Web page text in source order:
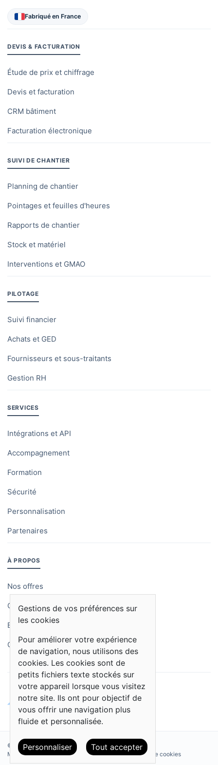
Gestions de vos préférences sur
les cookies
Pour améliorer votre expérience
de navigation, nous utilisons des
cookies. Les cookies sont de
petits fichiers texte stockés sur
votre appareil lorsque vous visitez
notre site. Ils ont pour objectif de
vous offrir une navigation plus
fluide et personnalisée.
Personnaliser Tout accepter
Fabriqué en France
DEVIS & FACTURATION
Étude de prix et chiffrage
Devis et facturation
CRM bâtiment
Facturation électronique
SUIVI DE CHANTIER
Planning de chantier
Pointages et feuilles d'heures
Rapports de chantier
Stock et matériel
Interventions et GMAO
PILOTAGE
Suivi financier
Achats et GED
Fournisseurs et sous-traitants
Gestion RH
SERVICES
Intégrations et API
Accompagnement
Formation
Sécurité
Personnalisation
Partenaires
À PROPOS
Nos offres
Qui sommes-nous
Blog
Contactez-nous
© 2026 Kalitics. Tous droits réservés.
Mentions légalesPolitique de confidentialitéPolitique de cookies